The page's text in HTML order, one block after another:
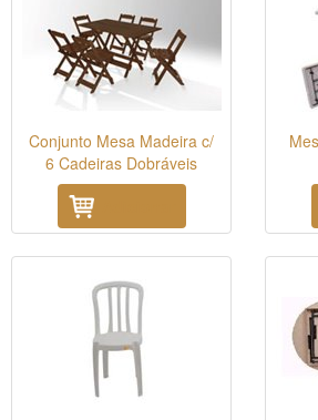
Conjunto Mesa Madeira c/
6 Cadeiras Dobráveis